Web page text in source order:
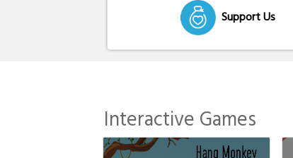
Support Us
Interactive Games